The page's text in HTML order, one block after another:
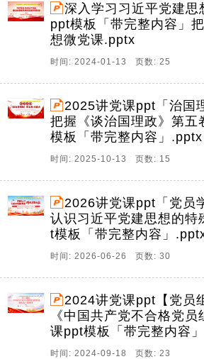
深入学习习近平党建思
ppt模板「带完整内容」
想微党课.pptx
时间: 2024-01-13 页数: 25
2025讲党课ppt「治国
把握《谈治国理政》第五
模板「带完整内容」.pptx
时间: 2025-10-13 页数: 15
2026讲党课ppt「党员
认识习近平党建思想的特
t模板「带完整内容」
时间: 2026-06-26 页数: 30
2024讲党课ppt【党员
《中国共产党不合格党
课ppt模板「带完整内容
时间: 2024-09-18 页数: 23